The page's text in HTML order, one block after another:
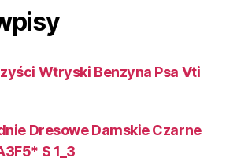
Wtryski Benzyna Psa Vti
Dresowe Damskie Czarne
S 1_3